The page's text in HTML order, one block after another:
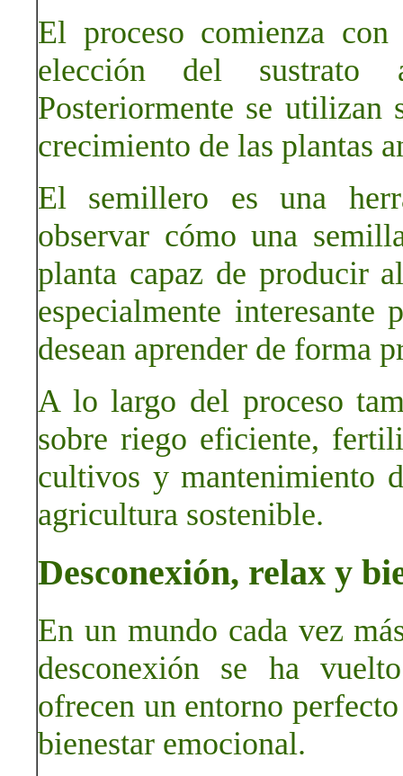
El proceso comienza
elección del sustrato
Posteriormente se
crecimiento de las plantas
El semillero es una
observar cómo una
planta capaz de producir
especialmente
desean aprender de forma
A lo largo del proceso
sobre riego eficiente,
cultivos y mantenimiento
agricultura sostenible.
Desconexión, relax y
En un mundo cada vez
desconexión se ha
ofrecen un entorno
bienestar emocional.